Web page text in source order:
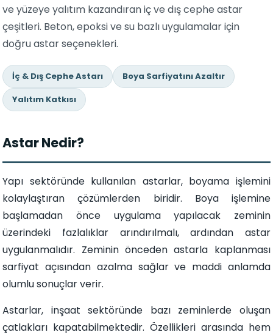
ve yüzeye yalıtım kazandıran iç ve dış cephe astar
çeşitleri. Beton, epoksi ve su bazlı uygulamalar için
doğru astar seçenekleri.
İç & Dış Cephe Astarı
Boya Sarfiyatını Azaltır
Yalıtım Katkısı
Astar Nedir?
Yapı sektöründe kullanılan astarlar, boyama işlemini
kolaylaştıran çözümlerden biridir. Boya işlemine
başlamadan önce uygulama yapılacak zeminin
üzerindeki fazlalıklar arındırılmalı, ardından astar
uygulanmalıdır. Zeminin önceden astarla kaplanması
sarfiyat açısından azalma sağlar ve maddi anlamda
olumlu sonuçlar verir.
Astarlar, inşaat sektöründe bazı zeminlerde oluşan
çatlakları kapatabilmektedir. Özellikleri arasında hem